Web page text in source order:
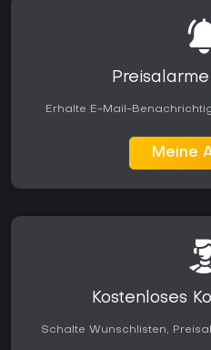
Erhalte E-Mail-
Meine
Kostenloses
Schalte Wunschlisten,